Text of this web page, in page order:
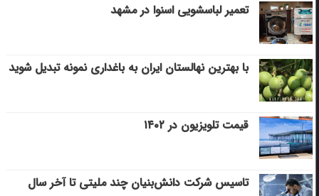
تعمیر لباسشویی اسنوا در مشهد
با بهترین نهالستان ایران به باغداری نمونه تبدیل شوید
قیمت تلویزیون در ۱۴۰۲
تاسیس شرکت دانش‌بنیان چند ملیتی تا آخر سال